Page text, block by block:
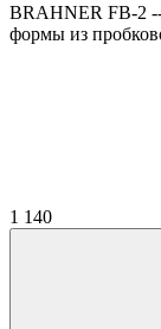
BRAHNER FB-2 --
формы из
1 140